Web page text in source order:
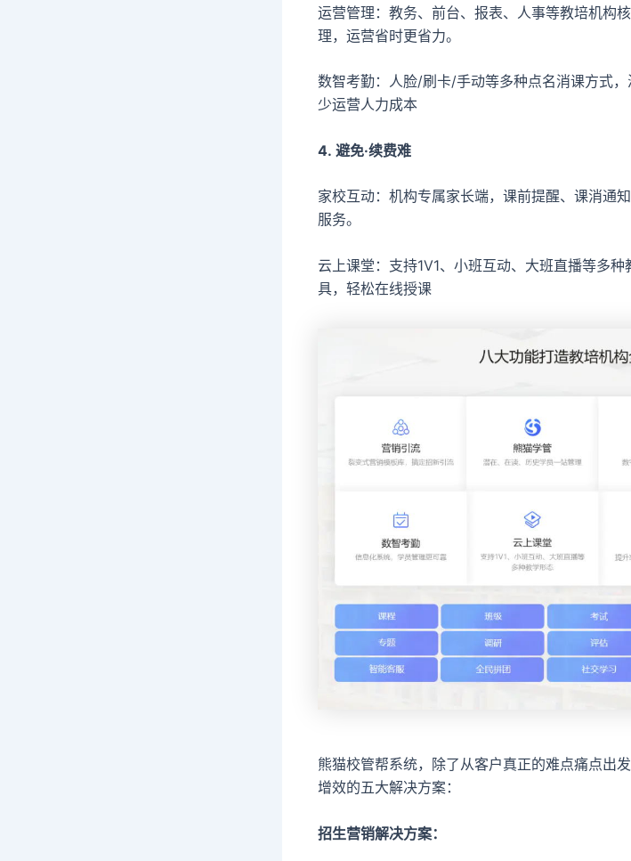
运营管理：教务、前台、报表、人事等教培机构
理，运营省时更省力。
数智考勤：人脸/刷卡/手动等多种点名消课方式
少运营人力成本
4. 避免·续费难
家校互动：机构专属家长端，课前提醒、课消通
服务。
云上课堂：支持1V1、小班互动、大班直播等多
具，轻松在线授课
熊猫校管帮系统，除了从客户真正的难点痛点出
增效的五大解决方案：
招生营销解决方案：